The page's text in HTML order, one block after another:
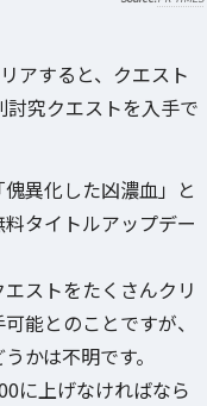
アすると、クエスト
究クエストを入手で
異化した凶濃血」と
タイトルアップデー
ストをたくさんクリ
能とのことですが、
かは不明です。
に上げなければなら